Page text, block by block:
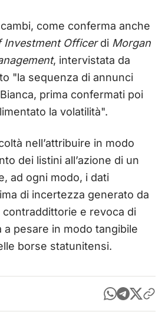
come conferma anche
Investment Officerdi Morgan
, intervistata da
"la sequenza di annunci
prima confermati poi
la volatilità".
nell’attribuire in modo
dei listini all’azione di un
ad ogni modo, i dati
di incertezza generato da
contraddittorie e revoca di
a pesare in modo tangibile
borse statunitensi.